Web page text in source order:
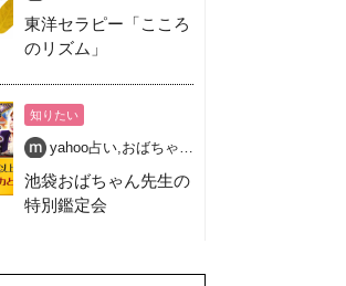
東洋セラピー「こころ
のリズム」
知りたい
yahoo占い おばちゃん先生
池袋おばちゃん先生の
特別鑑定会